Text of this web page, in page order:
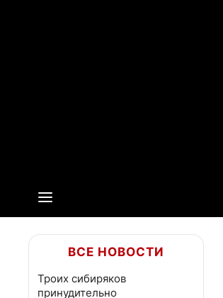
ВСЕ НОВОСТИ
Троих сибиряков
принудительно